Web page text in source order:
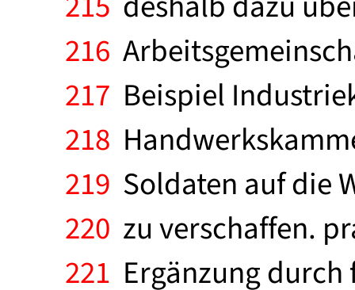
216
217 Beispiel
218
219 Soldaten auf die
220 zu verschaffen.
221 Ergänzung